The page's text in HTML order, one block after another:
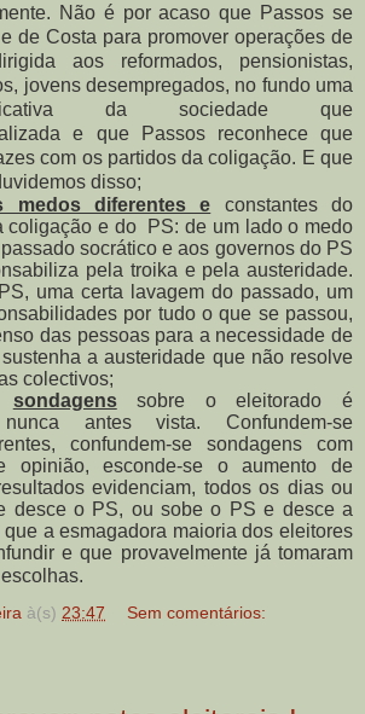
Não é por acaso que Passos se
de Costa para promover operações de
aos reformados, pensionistas,
jovens desempregados, no fundo uma
da sociedade que
e que Passos reconhece que
com os partidos da coligação. E que
disso;
medos diferentes e constantes do
coligação e do PS: de um lado o medo
socrático e aos governos do PS
pela troika e pela austeridade.
uma certa lavagem do passado, um
por tudo o que se passou,
das pessoas para a necessidade de
a austeridade que não resolve
colectivos;
sondagenssobre o eleitorado é
antes vista. Confundem-se
confundem-se sondagens com
opinião, esconde-se o aumento de
evidenciam, todos os dias ou
desce o PS, ou sobe o PS e desce a
a esmagadora maioria dos eleitores
e que provavelmente já tomaram
à(s) 23:47 Sem comentários: